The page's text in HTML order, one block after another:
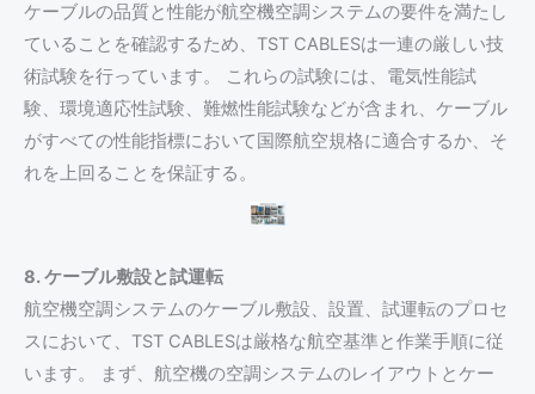
ケーブルの品質と性能が航空機空調システムの要件を満たし
ていることを確認するため、TST CABLESは一連の厳しい技
術試験を行っています。 これらの試験には、電気性能試
験、環境適応性試験、難燃性能試験などが含まれ、ケーブル
がすべての性能指標において国際航空規格に適合するか、そ
れを上回ることを保証する。
8. ケーブル敷設と試運転
航空機空調システムのケーブル敷設、設置、試運転のプロセ
スにおいて、TST CABLESは厳格な航空基準と作業手順に従
います。 まず、航空機の空調システムのレイアウトとケー